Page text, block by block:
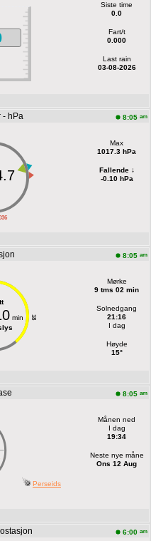
Siste time
0.0
Fart/t
0.000
Last rain
03-08-2026
- hPa 8:05 am
Max
1017.3 hPa
Fallende ↓
-0.10 hPa
8:05 am
18
min
Mørke
9 tms 02 min
Solnedgang
21:16
I dag
Høyde
15°
8:05 am
Månen ned
I dag
19:34
Neste nye måne
Ons 12 Aug
Perseids
6:00 am